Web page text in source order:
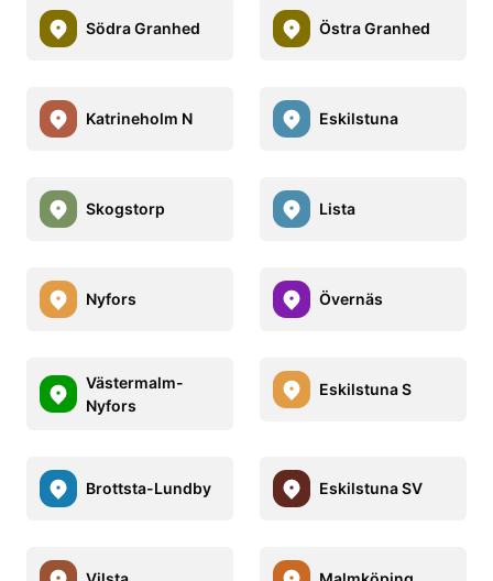
Södra Granhed Östra Granhed
Katrineholm N Eskilstuna
Skogstorp Lista
Nyfors Övernäs
Västermalm-
Nyfors
Eskilstuna S
Brottsta-Lundby Eskilstuna SV